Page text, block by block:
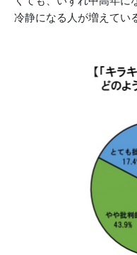
冷静になる人が増えてい